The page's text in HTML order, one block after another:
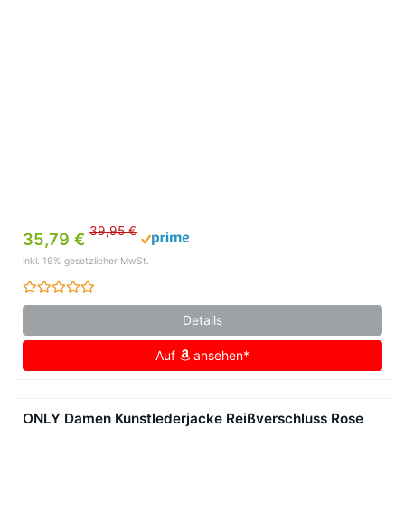
35,79 € 39,95 €
inkl. 19% gesetzlicher MwSt.
Details
Auf ansehen*
ONLY Damen Kunstlederjacke Reißverschluss Rose